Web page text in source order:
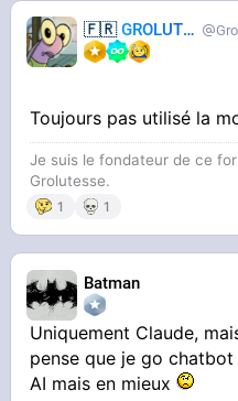
🇫🇷GROLUTES
Toujours pas utilisé la
Je suis le fondateur de ce
Grolutesse.
1 1
Batman
Uniquement Claude,
pense que je go
AI mais en mieux